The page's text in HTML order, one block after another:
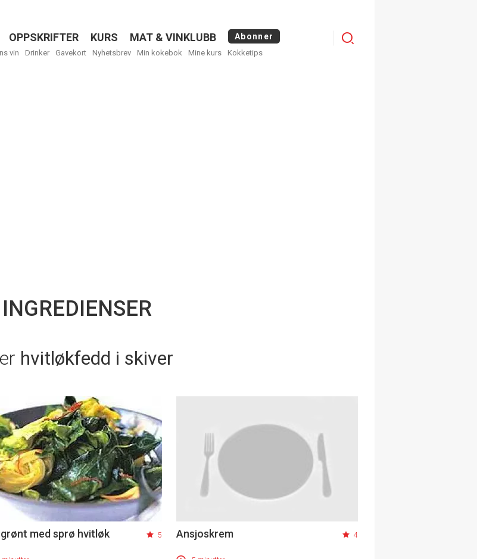
OPPSKRIFTER KURS MAT & VINKLUBB Abonner
vin Drinker Gavekort Nyhetsbrev Min kokebok Mine kurs Kokketips
Logg
INGREDIENSER
hvitløkfedd i skiver
med sprø hvitløk 5 Ansjoskrem 4